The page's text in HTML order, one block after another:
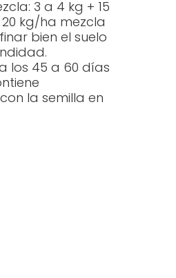
3 a 4 kg + 15
kg/ha mezcla
bien el suelo
los 45 a 60 días
la semilla en